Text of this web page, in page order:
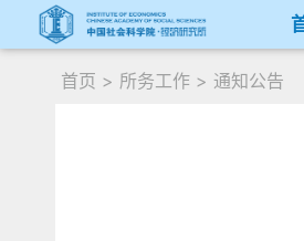
首页 > 所务工作 > 通知公告